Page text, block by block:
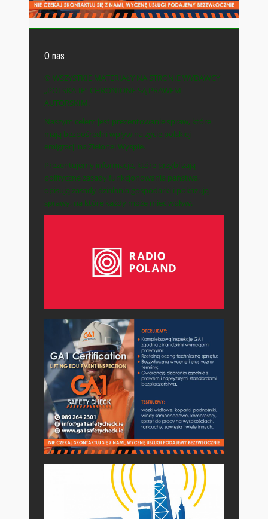
O nas
© WSZYSTKIE MATERIAŁY NA STRONIE WYDAWCY
„POLSKA-IE” CHRONIONE SĄ PRAWEM
AUTORSKIM.
Naszym celem jest prezentowanie spraw, które
mają bezpośredni wpływ na życie polskiej
emigracji na Zielonej Wyspie.
Prezentujemy informacje, które przybliżają
polityczne zasady funkcjonowania państwa,
opisują zasady działania gospodarki i pokazują
sprawy, na które każdy może mieć wpływ.